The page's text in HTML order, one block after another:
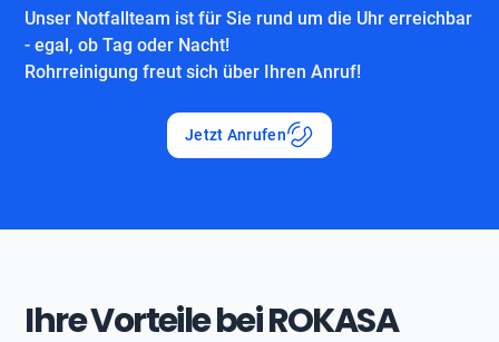
Unser Notfallteam ist für Sie rund um die Uhr erreichbar
- egal, ob Tag oder Nacht!
Rohrreinigung freut sich über Ihren Anruf!
Jetzt Anrufen
Ihre Vorteile bei ROKASA